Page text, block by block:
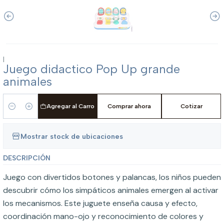
|
Juego didactico Pop Up grande
animales
Cantidad
Agregar al Carro Comprar ahora Cotizar
Mostrar stock de ubicaciones
DESCRIPCIÓN
Juego con divertidos botones y palancas, los niños pueden
descubrir cómo los simpáticos animales emergen al activar
los mecanismos. Este juguete enseña causa y efecto,
coordinación mano-ojo y reconocimiento de colores y